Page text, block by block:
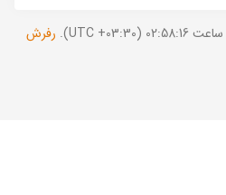
رفرش